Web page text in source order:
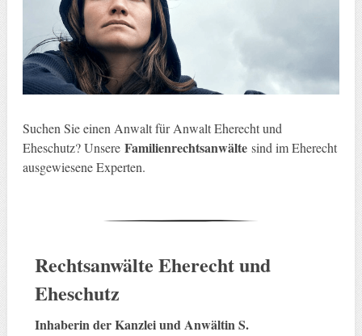
Suchen Sie einen Anwalt für Anwalt Eherecht und
Eheschutz? Unsere Familienrechtsanwälte sind im Eherecht
ausgewiesene Experten.
Rechtsanwälte Eherecht und
Eheschutz
Inhaberin der Kanzlei und Anwältin S.